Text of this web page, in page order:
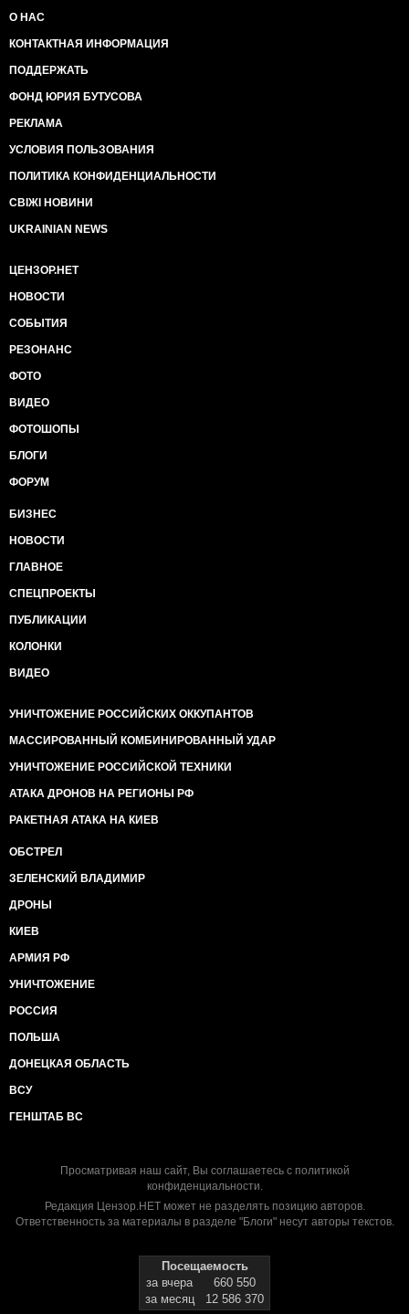
О НАС
КОНТАКТНАЯ ИНФОРМАЦИЯ
ПОДДЕРЖАТЬ
ФОНД ЮРИЯ БУТУСОВА
РЕКЛАМА
УСЛОВИЯ ПОЛЬЗОВАНИЯ
ПОЛИТИКА КОНФИДЕНЦИАЛЬНОСТИ
СВІЖІ НОВИНИ
UKRAINIAN NEWS
ЦЕНЗОР.НЕТ
НОВОСТИ
СОБЫТИЯ
РЕЗОНАНС
ФОТО
ВИДЕО
ФОТОШОПЫ
БЛОГИ
ФОРУМ
БИЗНЕС
НОВОСТИ
ГЛАВНОЕ
СПЕЦПРОЕКТЫ
ПУБЛИКАЦИИ
КОЛОНКИ
ВИДЕО
УНИЧТОЖЕНИЕ РОССИЙСКИХ ОККУПАНТОВ
МАССИРОВАННЫЙ КОМБИНИРОВАННЫЙ УДАР
УНИЧТОЖЕНИЕ РОССИЙСКОЙ ТЕХНИКИ
АТАКА ДРОНОВ НА РЕГИОНЫ РФ
РАКЕТНАЯ АТАКА НА КИЕВ
ОБСТРЕЛ
ЗЕЛЕНСКИЙ ВЛАДИМИР
ДРОНЫ
КИЕВ
АРМИЯ РФ
УНИЧТОЖЕНИЕ
РОССИЯ
ПОЛЬША
ДОНЕЦКАЯ ОБЛАСТЬ
ВСУ
ГЕНШТАБ ВС
Просматривая наш сайт, Вы соглашаетесь с политикой
конфиденциальности.
Редакция Цензор.НЕТ может не разделять позицию авторов.
Ответственность за материалы в разделе "Блоги" несут авторы текстов.
Посещаемость
за вчера
660 550
за месяц
12 586 370